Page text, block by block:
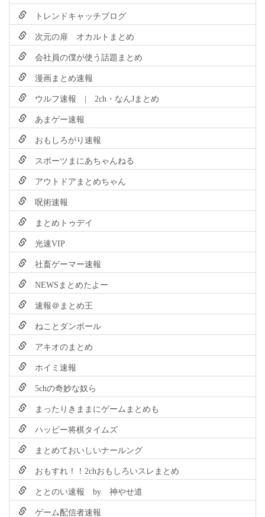
トレンドキャッチブログ
次元の扉 オカルトまとめ
会社員の僕が使う話題まとめ
漫画まとめ速報
ウルフ速報 | 2ch・なんJまとめ
あまゲー速報
おもしろがり速報
スポーツまにあちゃんねる
アウトドアまとめちゃん
呪術速報
まとめトゥデイ
光速VIP
社畜ゲーマー速報
NEWSまとめたよー
速報＠まとめ王
ねことダンボール
アキオのまとめ
ホイミ速報
5chの奇妙な奴ら
まったりきままにゲームまとめも
ハッピー将棋タイムズ
まとめておいしいナールング
おもすれ！！2chおもしろいスレまとめ
ととのい速報 by 神やせ道
ゲーム配信者速報